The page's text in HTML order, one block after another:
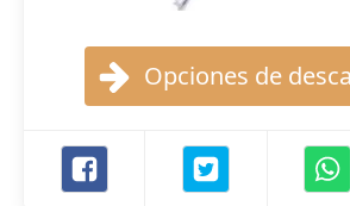
Opciones de